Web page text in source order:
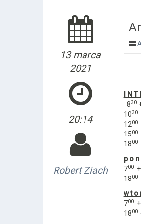
13 marca
2021
20:14
Robert Ziach
I N
830
1030
1200
1500
1800
p o n
700
1800
w t o
700
1800